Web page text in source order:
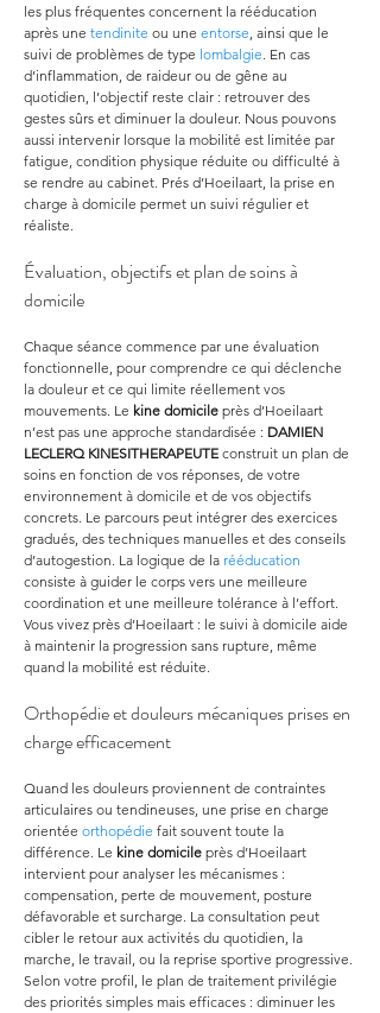
les plus fréquentes concernent la rééducation
après une tendinite ou une entorse, ainsi que le
suivi de problèmes de type lombalgie. En cas
d’inflammation, de raideur ou de gêne au
quotidien, l’objectif reste clair : retrouver des
gestes sûrs et diminuer la douleur. Nous pouvons
aussi intervenir lorsque la mobilité est limitée par
fatigue, condition physique réduite ou difficulté à
se rendre au cabinet. Prés d’Hoeilaart, la prise en
charge à domicile permet un suivi régulier et
réaliste.
Évaluation, objectifs et plan de soins à
domicile
Chaque séance commence par une évaluation
fonctionnelle, pour comprendre ce qui déclenche
la douleur et ce qui limite réellement vos
mouvements. Le kine domicile près d’Hoeilaart
n’est pas une approche standardisée : DAMIEN
LECLERQ KINESITHERAPEUTE construit un plan de
soins en fonction de vos réponses, de votre
environnement à domicile et de vos objectifs
concrets. Le parcours peut intégrer des exercices
gradués, des techniques manuelles et des conseils
d’autogestion. La logique de la rééducation
consiste à guider le corps vers une meilleure
coordination et une meilleure tolérance à l’effort.
Vous vivez près d’Hoeilaart : le suivi à domicile aide
à maintenir la progression sans rupture, même
quand la mobilité est réduite.
Orthopédie et douleurs mécaniques prises en
charge efficacement
Quand les douleurs proviennent de contraintes
articulaires ou tendineuses, une prise en charge
orientée orthopédie fait souvent toute la
différence. Le kine domicile près d’Hoeilaart
intervient pour analyser les mécanismes :
compensation, perte de mouvement, posture
défavorable et surcharge. La consultation peut
cibler le retour aux activités du quotidien, la
marche, le travail, ou la reprise sportive progressive.
Selon votre profil, le plan de traitement privilégie
des priorités simples mais efficaces : diminuer les